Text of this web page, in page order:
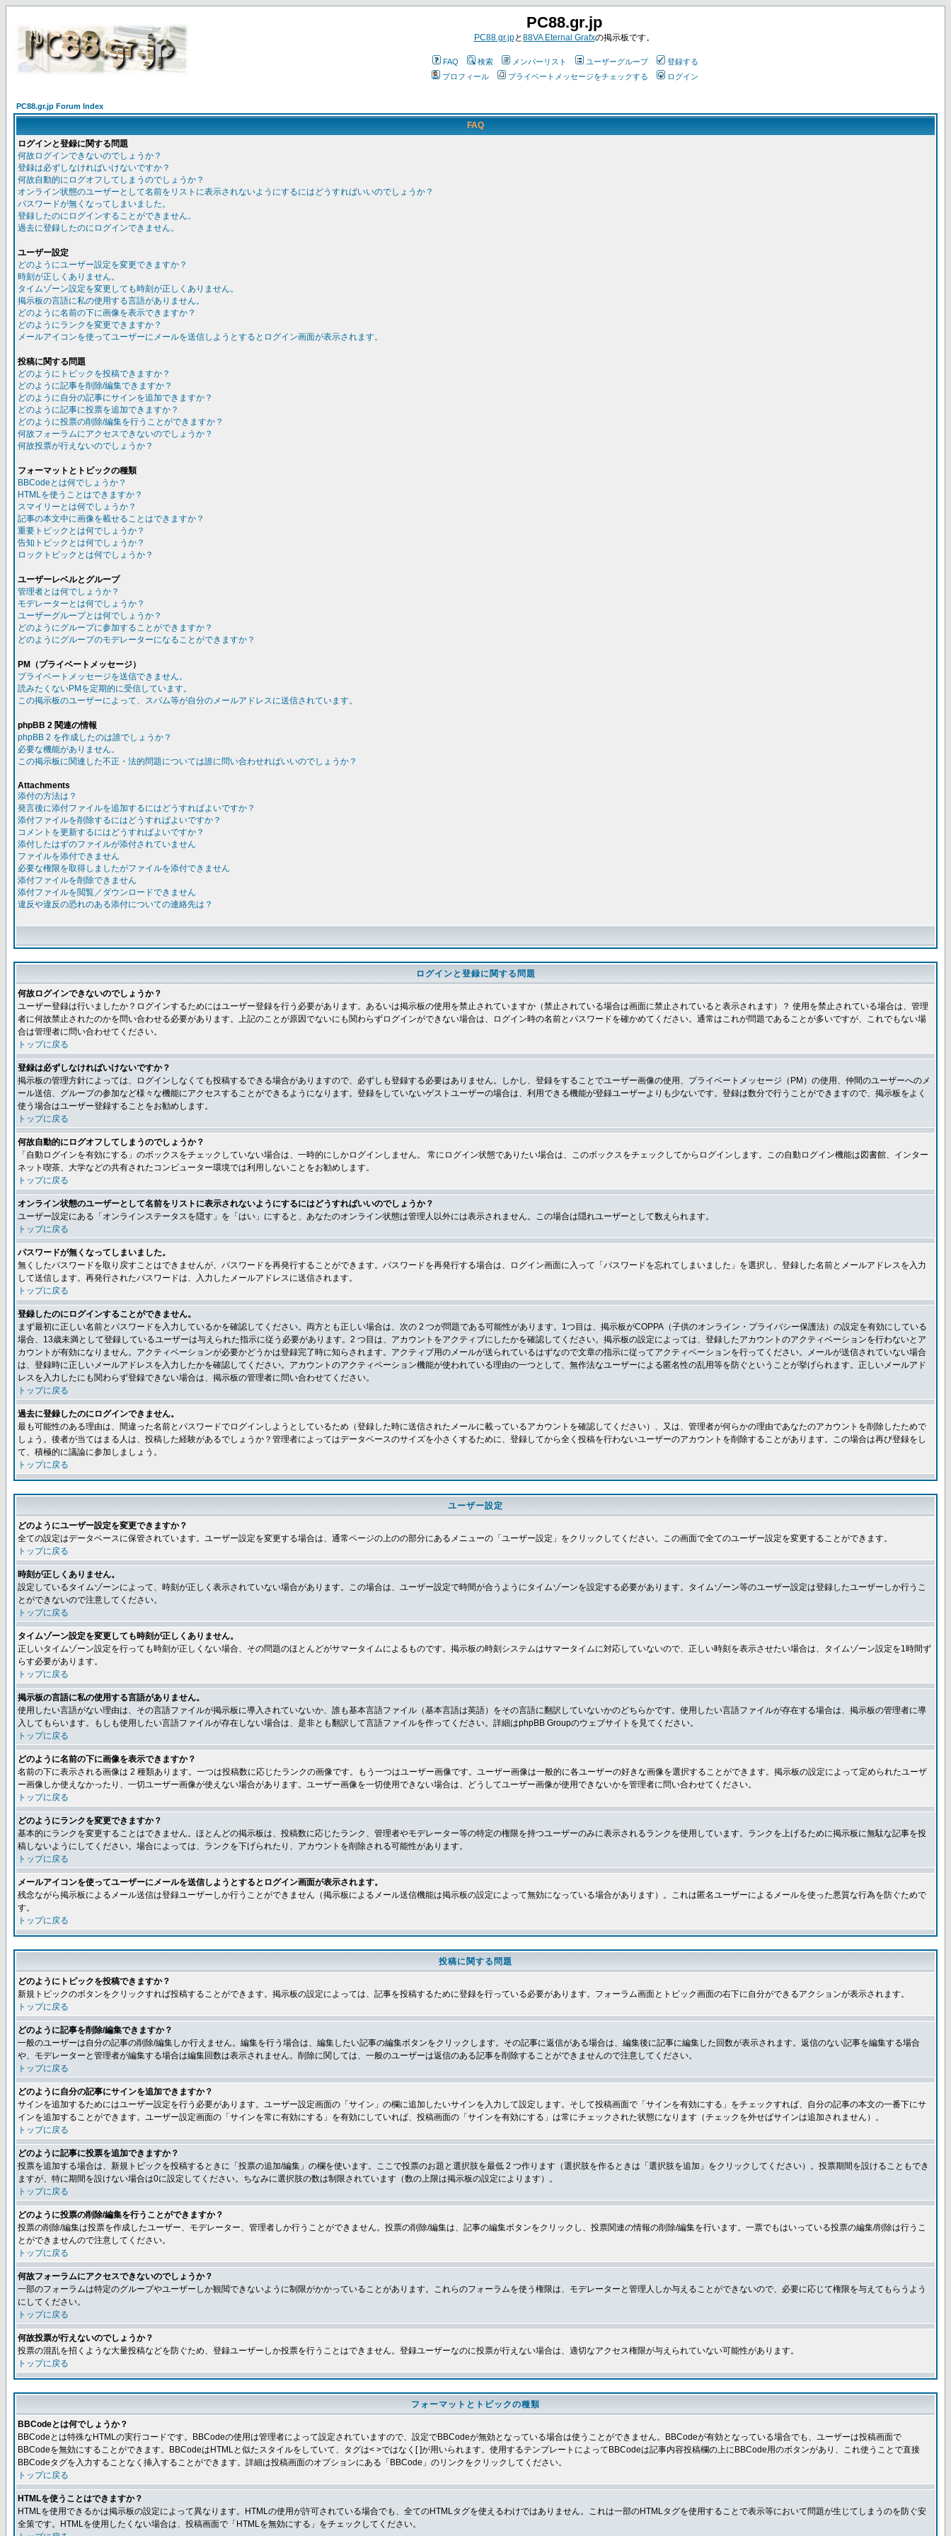
PC88.gr.jp
PC88.gr.jpと88VA Eternal Grafxの掲示板です。
FAQ 検索 メンバーリスト ユーザーグループ
登録する
プロフィール
プライベートメッセージをチェックする ログイン
PC88.gr.jp Forum Index
FAQ
ログインと登録に関する問題
何故ログインできないのでしょうか？
登録は必ずしなければいけないですか？
何故自動的にログオフしてしまうのでしょうか？
オンライン状態のユーザーとして名前をリストに表示されないようにするにはどうすればいいのでしょうか？
パスワードが無くなってしまいました。
登録したのにログインすることができません。
過去に登録したのにログインできません。
ユーザー設定
どのようにユーザー設定を変更できますか？
時刻が正しくありません。
タイムゾーン設定を変更しても時刻が正しくありません。
掲示板の言語に私の使用する言語がありません。
どのように名前の下に画像を表示できますか？
どのようにランクを変更できますか？
メールアイコンを使ってユーザーにメールを送信しようとするとログイン画面が表示されます。
投稿に関する問題
どのようにトピックを投稿できますか？
どのように記事を削除/編集できますか？
どのように自分の記事にサインを追加できますか？
どのように記事に投票を追加できますか？
どのように投票の削除/編集を行うことができますか？
何故フォーラムにアクセスできないのでしょうか？
何故投票が行えないのでしょうか？
フォーマットとトピックの種類
BBCodeとは何でしょうか？
HTMLを使うことはできますか？
スマイリーとは何でしょうか？
記事の本文中に画像を載せることはできますか？
重要トピックとは何でしょうか？
告知トピックとは何でしょうか？
ロックトピックとは何でしょうか？
ユーザーレベルとグループ
管理者とは何でしょうか？
モデレーターとは何でしょうか？
ユーザーグループとは何でしょうか？
どのようにグループに参加することができますか？
どのようにグループのモデレーターになることができますか？
PM（プライベートメッセージ）
プライベートメッセージを送信できません。
読みたくないPMを定期的に受信しています。
この掲示板のユーザーによって、スパム等が自分のメールアドレスに送信されています。
phpBB 2 関連の情報
phpBB 2 を作成したのは誰でしょうか？
必要な機能がありません。
この掲示板に関連した不正・法的問題については誰に問い合わせればいいのでしょうか？
Attachments
添付の方法は？
発言後に添付ファイルを追加するにはどうすればよいですか？
添付ファイルを削除するにはどうすればよいですか？
コメントを更新するにはどうすればよいですか？
添付したはずのファイルが添付されていません
ファイルを添付できません
必要な権限を取得しましたがファイルを添付できません
添付ファイルを削除できません
添付ファイルを閲覧／ダウンロードできません
違反や違反の恐れのある添付についての連絡先は？
ログインと登録に関する問題
何故ログインできないのでしょうか？
ユーザー登録は行いましたか？ログインするためにはユーザー登録を行う必要があります。あるいは掲示板の使用を禁止されていますか（禁止されている場合は画面に禁止されていると表示されます）？ 使用を禁止されている場合は、管理
者に何故禁止されたのかを問い合わせる必要があります。上記のことが原因でないにも関わらずログインができない場合は、ログイン時の名前とパスワードを確かめてください。通常はこれが問題であることが多いですが、これでもない場
合は管理者に問い合わせてください。
トップに戻る
登録は必ずしなければいけないですか？
掲示板の管理方針によっては、ログインしなくても投稿するできる場合がありますので、必ずしも登録する必要はありません。しかし、登録をすることでユーザー画像の使用、プライベートメッセージ（PM）の使用、仲間のユーザーへのメ
ール送信、グループの参加など様々な機能にアクセスすることができるようになります。登録をしていないゲストユーザーの場合は、利用できる機能が登録ユーザーよりも少ないです。登録は数分で行うことができますので、掲示板をよく
使う場合はユーザー登録することをお勧めします。
トップに戻る
何故自動的にログオフしてしまうのでしょうか？
「自動ログインを有効にする」のボックスをチェックしていない場合は、一時的にしかログインしません。 常にログイン状態でありたい場合は、このボックスをチェックしてからログインします。この自動ログイン機能は図書館、インター
ネット喫茶、大学などの共有されたコンピューター環境では利用しないことをお勧めします。
トップに戻る
オンライン状態のユーザーとして名前をリストに表示されないようにするにはどうすればいいのでしょうか？
ユーザー設定にある「オンラインステータスを隠す」を「はい」にすると、あなたのオンライン状態は管理人以外には表示されません。この場合は隠れユーザーとして数えられます。
トップに戻る
パスワードが無くなってしまいました。
無くしたパスワードを取り戻すことはできませんが、パスワードを再発行することができます。パスワードを再発行する場合は、ログイン画面に入って「パスワードを忘れてしまいました」を選択し、登録した名前とメールアドレスを入力
して送信します。再発行されたパスワードは、入力したメールアドレスに送信されます。
トップに戻る
登録したのにログインすることができません。
まず最初に正しい名前とパスワードを入力しているかを確認してください。両方とも正しい場合は、次の 2 つが問題である可能性があります。1つ目は、掲示板がCOPPA（子供のオンライン・プライバシー保護法）の設定を有効にしている
場合、13歳未満として登録しているユーザーは与えられた指示に従う必要があります。2 つ目は、アカウントをアクティブにしたかを確認してください。掲示板の設定によっては、登録したアカウントのアクティベーションを行わないとア
カウントが有効になりません。アクティベーションが必要かどうかは登録完了時に知らされます。アクティブ用のメールが送られているはずなので文章の指示に従ってアクティベーションを行ってください。メールが送信されていない場合
は、登録時に正しいメールアドレスを入力したかを確認してください。アカウントのアクティベーション機能が使われている理由の一つとして、無作法なユーザーによる匿名性の乱用等を防ぐということが挙げられます。正しいメールアド
レスを入力したにも関わらず登録できない場合は、掲示板の管理者に問い合わせてください。
トップに戻る
過去に登録したのにログインできません。
最も可能性のある理由は、間違った名前とパスワードでログインしようとしているため（登録した時に送信されたメールに載っているアカウントを確認してください）、又は、管理者が何らかの理由であなたのアカウントを削除したためで
しょう。後者が当てはまる人は、投稿した経験があるでしょうか？管理者によってはデータベースのサイズを小さくするために、登録してから全く投稿を行わないユーザーのアカウントを削除することがあります。この場合は再び登録をし
て、積極的に議論に参加しましょう。
トップに戻る
ユーザー設定
どのようにユーザー設定を変更できますか？
全ての設定はデータベースに保管されています。ユーザー設定を変更する場合は、通常ページの上のの部分にあるメニューの「ユーザー設定」をクリックしてください。この画面で全てのユーザー設定を変更することができます。
トップに戻る
時刻が正しくありません。
設定しているタイムゾーンによって、時刻が正しく表示されていない場合があります。この場合は、ユーザー設定で時間が合うようにタイムゾーンを設定する必要があります。タイムゾーン等のユーザー設定は登録したユーザーしか行うこ
とができないので注意してください。
トップに戻る
タイムゾーン設定を変更しても時刻が正しくありません。
正しいタイムゾーン設定を行っても時刻が正しくない場合、その問題のほとんどがサマータイムによるものです。掲示板の時刻システムはサマータイムに対応していないので、正しい時刻を表示させたい場合は、タイムゾーン設定を1時間ず
らす必要があります。
トップに戻る
掲示板の言語に私の使用する言語がありません。
使用したい言語がない理由は、その言語ファイルが掲示板に導入されていないか、誰も基本言語ファイル（基本言語は英語）をその言語に翻訳していないかのどちらかです。使用したい言語ファイルが存在する場合は、掲示板の管理者に導
入してもらいます。もしも使用したい言語ファイルが存在しない場合は、是非とも翻訳して言語ファイルを作ってください。詳細はphpBB Groupのウェブサイトを見てください。
トップに戻る
どのように名前の下に画像を表示できますか？
名前の下に表示される画像は 2 種類あります。一つは投稿数に応じたランクの画像です。もう一つはユーザー画像です。ユーザー画像は一般的に各ユーザーの好きな画像を選択することができます。掲示板の設定によって定められたユーザ
ー画像しか使えなかったり、一切ユーザー画像が使えない場合があります。ユーザー画像を一切使用できない場合は、どうしてユーザー画像が使用できないかを管理者に問い合わせてください。
トップに戻る
どのようにランクを変更できますか？
基本的にランクを変更することはできません。ほとんどの掲示板は、投稿数に応じたランク、管理者やモデレーター等の特定の権限を持つユーザーのみに表示されるランクを使用しています。ランクを上げるために掲示板に無駄な記事を投
稿しないようにしてください。場合によっては、ランクを下げられたり、アカウントを削除される可能性があります。
トップに戻る
メールアイコンを使ってユーザーにメールを送信しようとするとログイン画面が表示されます。
残念ながら掲示板によるメール送信は登録ユーザーしか行うことができません（掲示板によるメール送信機能は掲示板の設定によって無効になっている場合があります）。これは匿名ユーザーによるメールを使った悪質な行為を防ぐためで
す。
トップに戻る
投稿に関する問題
どのようにトピックを投稿できますか？
新規トピックのボタンをクリックすれば投稿することができます。掲示板の設定によっては、記事を投稿するために登録を行っている必要があります。フォーラム画面とトピック画面の右下に自分ができるアクションが表示されます。
トップに戻る
どのように記事を削除/編集できますか？
一般のユーザーは自分の記事の削除/編集しか行えません。編集を行う場合は、編集したい記事の編集ボタンをクリックします。その記事に返信がある場合は、編集後に記事に編集した回数が表示されます。返信のない記事を編集する場合
や、モデレーターと管理者が編集する場合は編集回数は表示されません。削除に関しては、一般のユーザーは返信のある記事を削除することができませんので注意してください。
トップに戻る
どのように自分の記事にサインを追加できますか？
サインを追加するためにはユーザー設定を行う必要があります。ユーザー設定画面の「サイン」の欄に追加したいサインを入力して設定します。そして投稿画面で「サインを有効にする」をチェックすれば、自分の記事の本文の一番下にサ
インを追加することができます。ユーザー設定画面の「サインを常に有効にする」を有効にしていれば、投稿画面の「サインを有効にする」は常にチェックされた状態になります（チェックを外せばサインは追加されません）。
トップに戻る
どのように記事に投票を追加できますか？
投票を追加する場合は、新規トピックを投稿するときに「投票の追加/編集」の欄を使います。ここで投票のお題と選択肢を最低 2 つ作ります（選択肢を作るときは「選択肢を追加」をクリックしてください）。投票期間を設けることもでき
ますが、特に期間を設けない場合は0に設定してください。ちなみに選択肢の数は制限されています（数の上限は掲示板の設定によります）。
トップに戻る
どのように投票の削除/編集を行うことができますか？
投票の削除/編集は投票を作成したユーザー、モデレーター、管理者しか行うことができません。投票の削除/編集は、記事の編集ボタンをクリックし、投票関連の情報の削除/編集を行います。一票でもはいっている投票の編集/削除は行うこ
とができませんので注意してください。
トップに戻る
何故フォーラムにアクセスできないのでしょうか？
一部のフォーラムは特定のグループやユーザーしか観閲できないように制限がかかっていることがあります。これらのフォーラムを使う権限は、モデレーターと管理人しか与えることができないので、必要に応じて権限を与えてもらうよう
にしてください。
トップに戻る
何故投票が行えないのでしょうか？
投票の混乱を招くような大量投稿などを防ぐため、登録ユーザーしか投票を行うことはできません。登録ユーザーなのに投票が行えない場合は、適切なアクセス権限が与えられていない可能性があります。
トップに戻る
フォーマットとトピックの種類
BBCodeとは何でしょうか？
BBCodeとは特殊なHTMLの実行コードです。BBCodeの使用は管理者によって設定されていますので、設定でBBCodeが無効となっている場合は使うことができません。BBCodeが有効となっている場合でも、ユーザーは投稿画面で
BBCodeを無効にすることができます。BBCodeはHTMLと似たスタイルをしていて、タグは< >ではなく[ ]が用いられます。使用するテンプレートによってBBCodeは記事内容投稿欄の上にBBCode用のボタンがあり、これ使うことで直接
BBCodeタグを入力することなく挿入することができます。詳細は投稿画面のオプションにある「BBCode」のリンクをクリックしてください。
トップに戻る
HTMLを使うことはできますか？
HTMLを使用できるかは掲示板の設定によって異なります。HTMLの使用が許可されている場合でも、全てのHTMLタグを使えるわけではありません。これは一部のHTMLタグを使用することで表示等において問題が生じてしまうのを防ぐ安
全策です。HTMLを使用したくない場合は、投稿画面で「HTMLを無効にする」をチェックしてください。